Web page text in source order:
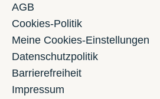
AGB
Cookies-Politik
Meine Cookies-Einstellungen
Datenschutzpolitik
Barrierefreiheit
Impressum